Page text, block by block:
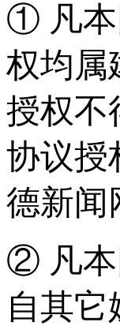
① 凡本
权均属
授权不
协议授
德新闻
② 凡本
自其